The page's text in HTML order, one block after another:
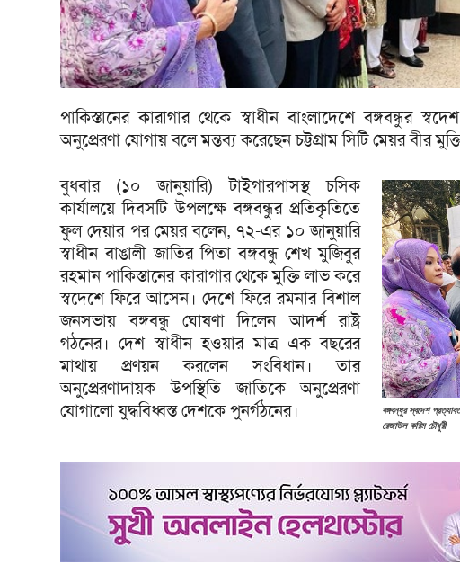
পাকিস্তানের কারাগার থেকে স্বাধীন বাংলাদেশে বঙ্গবন্ধুর
অনুপ্রেরণা যোগায় বলে মন্তব্য করেছেন চট্টগ্রাম সিটি মেয়র বীর
বঙ্গবন্ধুর স্বদেশ
রেজাউল করিম চৌধুরী
বুধবার (১০ জানুয়ারি) টাইগারপাসস্থ চসিক
কার্যালয়ে দিবসটি উপলক্ষে বঙ্গবন্ধুর প্রতিকৃতিতে
ফুল দেয়ার পর মেয়র বলেন, ৭২-এর ১০ জানুয়ারি
স্বাধীন বাঙালী জাতির পিতা বঙ্গবন্ধু শেখ মুজিবুর
রহমান পাকিস্তানের কারাগার থেকে মুক্তি লাভ করে
স্বদেশে ফিরে আসেন। দেশে ফিরে রমনার বিশাল
জনসভায় বঙ্গবন্ধু ঘোষণা দিলেন আদর্শ রাষ্ট্র
গঠনের। দেশ স্বাধীন হওয়ার মাত্র এক বছরের
মাথায় প্রণয়ন করলেন সংবিধান। তার
অনুপ্রেরণাদায়ক উপস্থিতি জাতিকে অনুপ্রেরণা
যোগালো যুদ্ধবিধ্বস্ত দেশকে পুনর্গঠনের।